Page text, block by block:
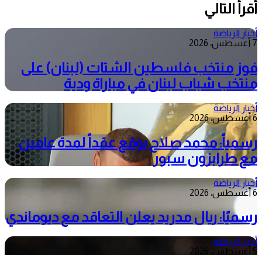
أقرأ التالي
أخبار الرياضة
7 أغسطس، 2026
فوز منتخب فلسطين الشتات (لبنان) على
منتخب شباب لبنان في مباراة ودية
أخبار الرياضة
6 أغسطس، 2026
رسمياً: محمد صلاح يوقع عقداً لمدة عامين
مع طرابزون سبور
أخبار الرياضة
6 أغسطس، 2026
رسميًا: ريال مدريد يعلن التعاقد مع ديوماندي
أخبار الرياضة
5 أغسطس، 2026